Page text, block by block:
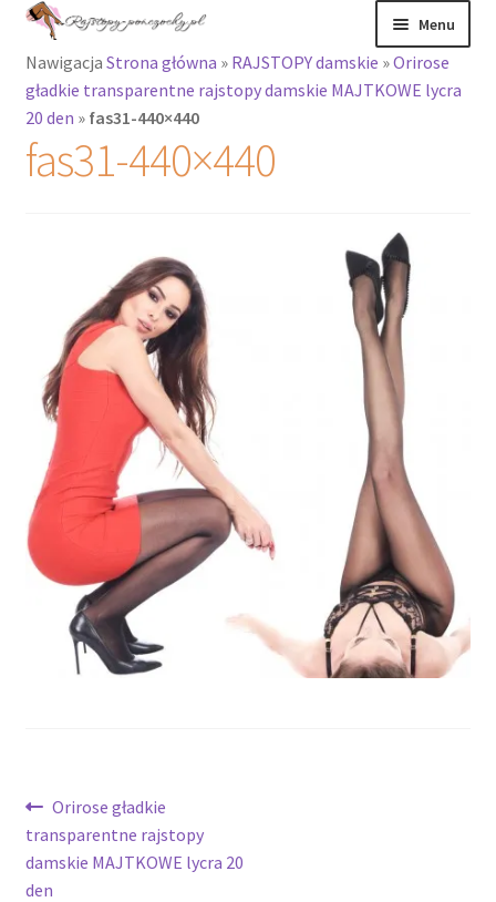
Przejdź
nawigacji
Przejdź
treści
Menu
Rajstopy
Rozwiń
menu
potomne
Podkolanówki i
skarpetki
Wszystkie
produkty
Recenzje
Rozwiń
potomne
Nawigacja Strona główna » RAJSTOPY damskie »Orirose
gładkie transparentne rajstopy damskie MAJTKOWE lycra
20 den » fas31-440×440
fas31-440×440
Nawigacja
wpisu
Poprzedni
wpis:
Orirose gładkie
transparentne rajstopy
damskie MAJTKOWE lycra 20
den